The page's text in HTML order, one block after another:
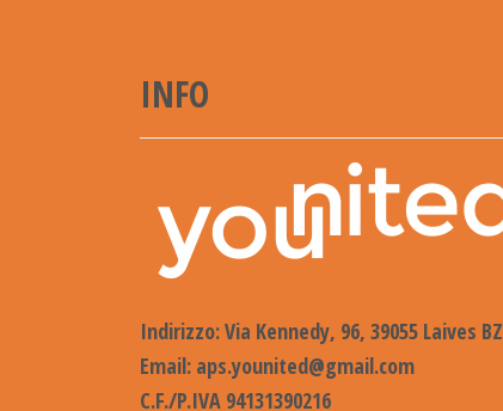
INFO
Indirizzo: Via Kennedy, 96, 39055 Laives BZ
Email: aps.younited@gmail.com
C.F./P.IVA 94131390216